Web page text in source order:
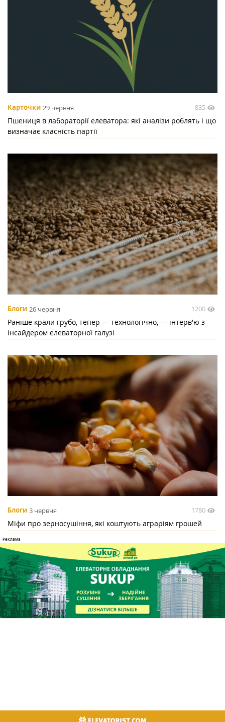
Карточки 29 червня 835
Пшениця в лабораторії елеватора: які аналізи роблять і що
визначає класність партії
Блоги 26 червня 1200
Раніше крали грубо, тепер — технологічно, — інтерв'ю з
інсайдером елеваторної галузі
Блоги 3 червня 1780
Міфи про зерносушіння, які коштують аграріям грошей